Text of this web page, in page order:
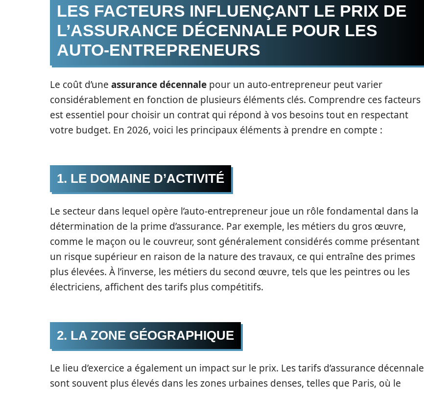
LES FACTEURS INFLUENÇANT LE PRIX DE
L’ASSURANCE DÉCENNALE POUR LES
AUTO-ENTREPRENEURS
Le coût d’une assurance décennale pour un auto-entrepreneur peut varier
considérablement en fonction de plusieurs éléments clés. Comprendre ces facteurs
est essentiel pour choisir un contrat qui répond à vos besoins tout en respectant
votre budget. En 2026, voici les principaux éléments à prendre en compte :
1. LE DOMAINE D’ACTIVITÉ
Le secteur dans lequel opère l’auto-entrepreneur joue un rôle fondamental dans la
détermination de la prime d’assurance. Par exemple, les métiers du gros œuvre,
comme le maçon ou le couvreur, sont généralement considérés comme présentant
un risque supérieur en raison de la nature des travaux, ce qui entraîne des primes
plus élevées. À l’inverse, les métiers du second œuvre, tels que les peintres ou les
électriciens, affichent des tarifs plus compétitifs.
2. LA ZONE GÉOGRAPHIQUE
Le lieu d’exercice a également un impact sur le prix. Les tarifs d’assurance décennale
sont souvent plus élevés dans les zones urbaines denses, telles que Paris, où le